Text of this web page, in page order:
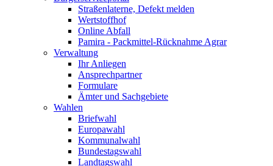
Straßenlaterne, Defekt melden
Wertstoffhof
Online Abfall
Pamira - Packmittel-Rücknahme Agrar
Verwaltung
Ihr Anliegen
Ansprechpartner
Formulare
Ämter und Sachgebiete
Wahlen
Briefwahl
Europawahl
Kommunalwahl
Bundestagswahl
Landtagswahl